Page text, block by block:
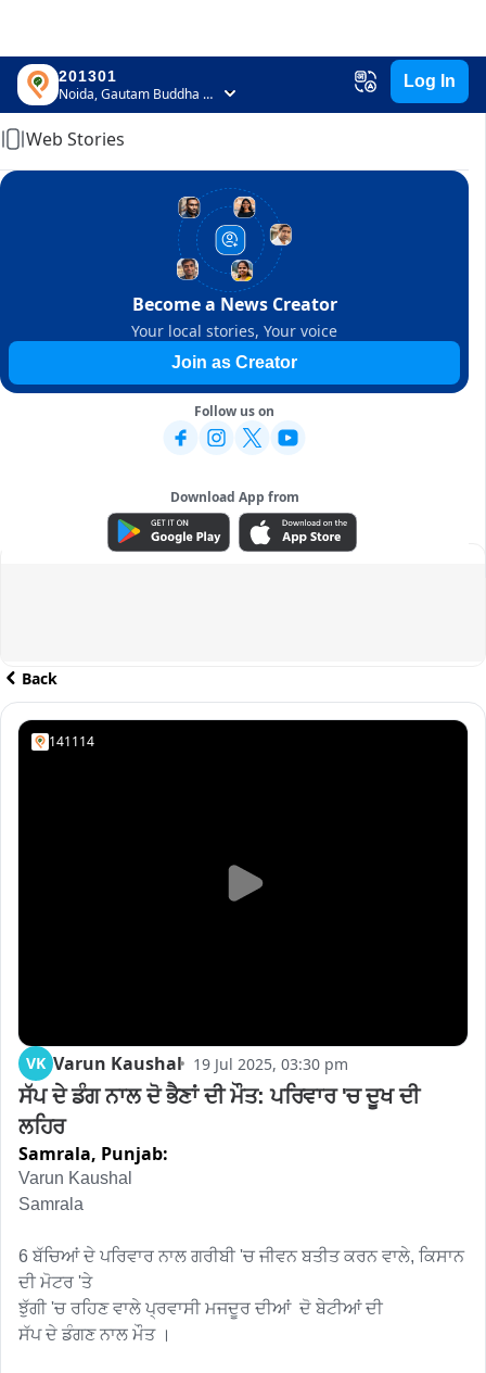
201301
Noida, Gautam Buddha Nagar, Uttar Pradesh
Log In
Home
Web Stories
Become a News Creator
Your local stories, Your voice
Join as Creator
Follow us on
Download App from
ADVERTISEMENT
Back
141114
VK Varun Kaushal 19 Jul 2025, 03:30 pm
ਸੱਪ ਦੇ ਡੰਗ ਨਾਲ ਦੋ ਭੈਣਾਂ ਦੀ ਮੌਤ: ਪਰਿਵਾਰ 'ਚ ਦੂਖ ਦੀ
ਲਹਿਰ
Samrala, Punjab:
Varun Kaushal
Samrala
6 ਬੱਚਿਆਂ ਦੇ ਪਰਿਵਾਰ ਨਾਲ ਗਰੀਬੀ 'ਚ ਜੀਵਨ ਬਤੀਤ ਕਰਨ ਵਾਲੇ, ਕਿਸਾਨ
ਦੀ ਮੋਟਰ 'ਤੇ
ਝੁੱਗੀ 'ਚ ਰਹਿਣ ਵਾਲੇ ਪ੍ਰਵਾਸੀ ਮਜਦੂਰ ਦੀਆਂ  ਦੋ ਬੇਟੀਆਂ ਦੀ
ਸੱਪ ਦੇ ਡੰਗਣ ਨਾਲ ਮੌਤ ।